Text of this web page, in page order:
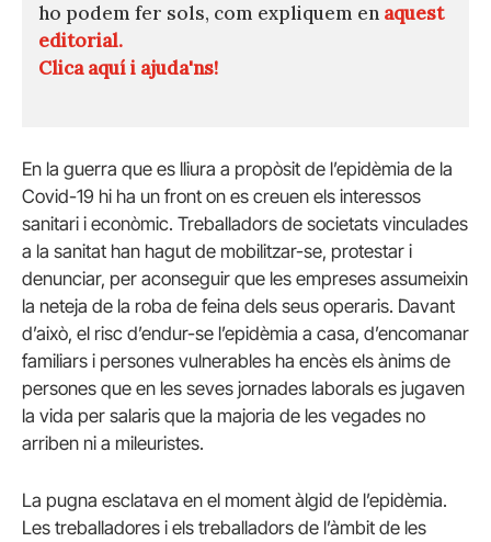
ho podem fer sols, com expliquem en aquest
editorial.
Clica aquí i ajuda'ns!
En la guerra que es lliura a propòsit de l’epidèmia de la
Covid-19 hi ha un front on es creuen els interessos
sanitari i econòmic. Treballadors de societats vinculades
a la sanitat han hagut de mobilitzar-se, protestar i
denunciar, per aconseguir que les empreses assumeixin
la neteja de la roba de feina dels seus operaris. Davant
d’això, el risc d’endur-se l’epidèmia a casa, d’encomanar
familiars i persones vulnerables ha encès els ànims de
persones que en les seves jornades laborals es jugaven
la vida per salaris que la majoria de les vegades no
arriben ni a mileuristes.
La pugna esclatava en el moment àlgid de l’epidèmia.
Les treballadores i els treballadors de l’àmbit de les